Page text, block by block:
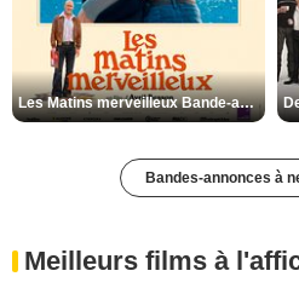
Les Matins merveilleux Bande-annonce VF
Bandes-annonces à
Meilleurs films à